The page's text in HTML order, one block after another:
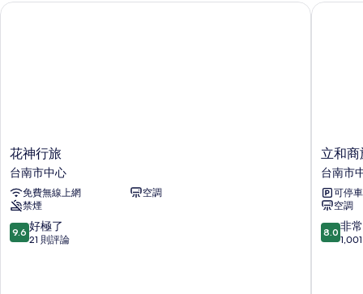
花
神
行
旅
台
南
市
花神行旅
台南市中心
免費無線上網
空調
禁煙
9.6
分，
9.6 好極了
21 則評論
花神行旅
立
和
商
旅
(台
南
館)
立和
台南市
可停車
空調
8.0
分，
8.0 非
立和商